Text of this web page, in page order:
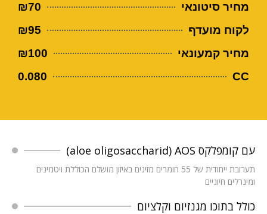
מחיר סיטונאי
₪70
לקוח מועדף
₪95
מחיר קמעונאי
₪100
CC
0.080
עם קומפלקס aloe oligosaccharid) AOS)
תערובת ייחודית של 55 חומרים מזינים באיזון מושלם הכוללת ויטמינים
ומינרלים חיוניים
כולל בתוכו מגנזיום וקלציום